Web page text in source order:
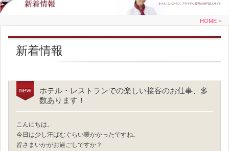
HOME >
新着情報
ホテル・レストランでの楽しい接客のお仕事、多
数あります！
こんにちは。
今日は少し汗ばむぐらい暖かかったですね。
皆さまいかがお過ごしですか？